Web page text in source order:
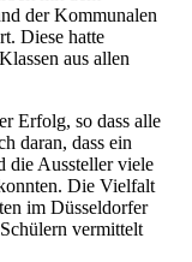
der Kommunalen
Diese hatte
aus allen
Erfolg, so dass alle
daran, dass ein
die Aussteller viele
Die Vielfalt
im Düsseldorfer
vermittelt